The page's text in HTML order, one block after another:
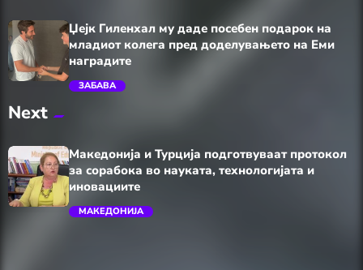
Џејк Гиленхал му даде посебен подарок на
младиот колега пред доделувањето на Еми
наградите
ЗАБАВА
Next
Македонија и Турција подготвуваат протокол
за сорабока во науката, технологијата и
иновациите
МАКЕДОНИЈА